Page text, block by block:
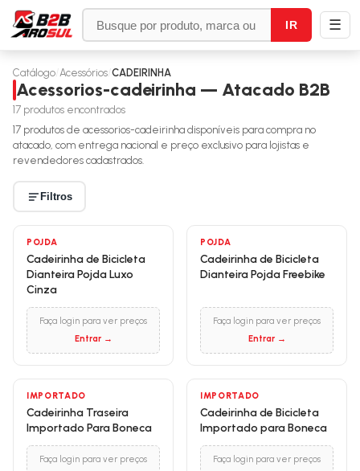
IR ☰
Catálogo Acessórios CADEIRINHA
Acessorios-cadeirinha — Atacado B2B
17 produtos encontrados
17 produtos de acessorios-cadeirinha disponíveis para compra no
atacado, com entrega nacional e preço exclusivo para lojistas e
revendedores cadastrados.
Filtros
POJDA
Cadeirinha de Bicicleta
Dianteira Pojda Luxo
Cinza
Faça login para ver preços
Entrar →
POJDA
Cadeirinha de Bicicleta
Dianteira Pojda Freebike
Faça login para ver preços
Entrar →
IMPORTADO
Cadeirinha Traseira
Importado Para Boneca
Faça login para ver preços
IMPORTADO
Cadeirinha de Bicicleta
Importado para Boneca
Faça login para ver preços